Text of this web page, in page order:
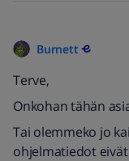
Burnett
Terve,
Onkohan tähän
Tai olemmeko jo
ohjelmatiedot